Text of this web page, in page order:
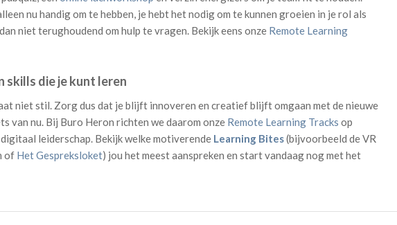
nu handig om te hebben, je hebt het nodig om te kunnen groeien in je rol als
niet terughoudend om hulp te vragen. Bekijk eens onze Remote Learning
skills die je kunt leren
niet stil. Zorg dus dat je blijft innoveren en creatief blijft omgaan met de nieuwe
van nu. Bij Buro Heron richten we daarom onze Remote Learning Tracks op
leiderschap. Bekijk welke motiverende Learning Bites(bijvoorbeeld de VR
of Het Gespreksloket) jou het meest aanspreken en start vandaag nog met het